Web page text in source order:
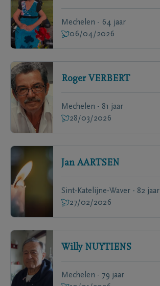
Mechelen - 64 jaar
06/04/2026
Roger VERBERT
Mechelen - 81 jaar
28/03/2026
Jan AARTSEN
Sint-Katelijne-Waver - 82 jaar
27/02/2026
Willy NUYTIENS
Mechelen - 79 jaar